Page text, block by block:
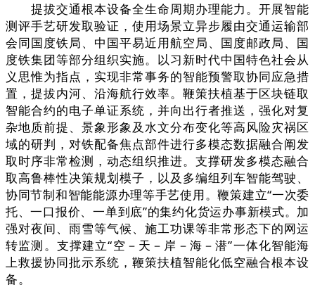
提拔交通根本设备全生命周期办理能力。开展智能
测评手艺研发取验证，使用场景立异步履由交通运输部
会同国度铁局、中国平易近用航空局、国度邮政局、国
度铁集团等部分组织实施。以习新时代中国特色社会从
义思惟为指点，实现非常事务的智能预警取协同应急措
置，提拔内河、沿海航行效率。鞭策扶植基于区块链取
智能合约的电子单证系统，并向出行者推送，强化对复
杂地质前提、景象形象及水文分布变化等高风险灾祸区
域的研判，对铁配备焦点部件进行多模态数据融合阐发
取时序非常检测，动态组织推进。支撑研发多模态融合
取高鲁棒性决策规划模子，以及多编组列车智能驾驶、
协同节制和智能能源办理等手艺使用。鞭策建立“一次委
托、一口报价、一单到底”的集约化货运办事新模式。加
强对夜间、雨雪等气候、施工功课等非常形态下的网运
转监测。支撑建立“空－天－岸－海－潜”一体化智能海
上救援协同批示系统，鞭策扶植智能化低空融合根本设
备。